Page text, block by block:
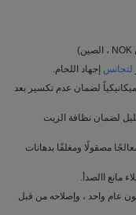
لتجانس إجهاد اللحام.
لضمان عدم تكسير بعد
لضمان نظافة الزيت
مصقولًا ومغلفًا بدهانات
مانع االصدأ.
عام واحد ، وإصلاحه من قبل